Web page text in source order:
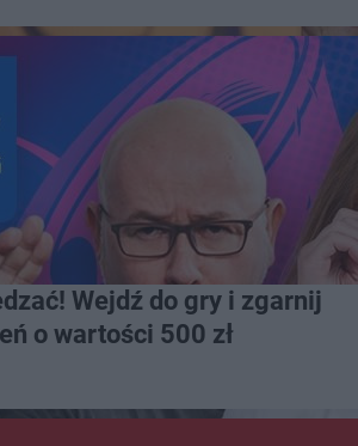
Wejdź do gry i zgarnij
o wartości 500 zł